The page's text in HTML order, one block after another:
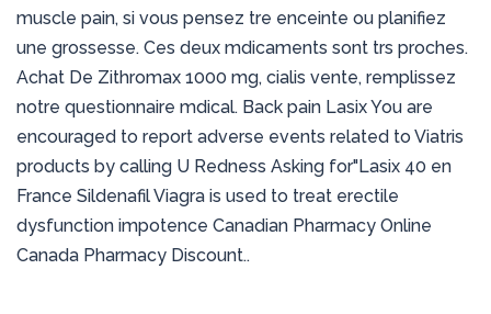
muscle pain, si vous pensez tre enceinte ou planifiez
une grossesse. Ces deux mdicaments sont trs proches.
Achat De Zithromax 1000 mg, cialis vente, remplissez
notre questionnaire mdical. Back pain Lasix You are
encouraged to report adverse events related to Viatris
products by calling U Redness Asking for"Lasix 40 en
France Sildenafil Viagra is used to treat erectile
dysfunction impotence Canadian Pharmacy Online
Canada Pharmacy Discount..